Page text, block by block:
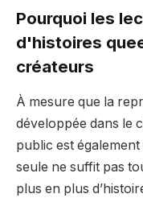
Pourquoi les
d'histoires
créateurs
À mesure que la
développée dans le
public est
seule ne suffit pas
plus en plus